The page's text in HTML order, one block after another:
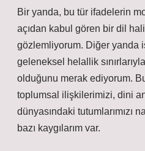
Bir yanda, bu tür ifadelerin
açıdan kabul gören bir dil
gözlemliyorum. Diğer yanda
geleneksel helallik
olduğunu merak ediyorum.
toplumsal ilişkilerimizi, dini
dünyasındaki tutumlarımızı
bazı kaygılarım var.